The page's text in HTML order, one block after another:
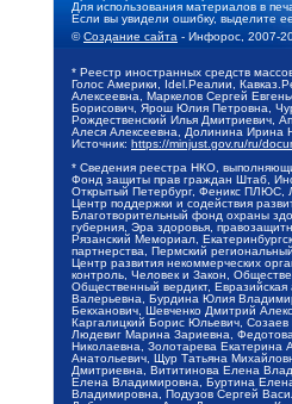
Для использования материалов в
Если вы увидели ошибку, выделите
©Создание сайта - Инфорос, 2007-
* Реестр иностранных средств
Голос Америки, Idel.Реалии,
Алексеевна, Маркелов Сергей
Борисович, Ярош Юлия Петровна,
Рождественский Илья Дмитриевич,
Алеся Алексеевна, Долинина Ирина
Источник: https://minjust.gov.ru/ru/
* Сведения реестра НКО,
Фонд защиты прав граждан Штаб,
Открытый Петербург, Феникс ПЛЮС,
Центр поддержки и содействия
Благотворительный фонд охраны
губерния, Эра здоровья,
Рязанский Мемориал,
партнерства, Пермский
Центр развития некоммерческих
контроль, Человек и Закон,
Общественный вердикт,
Валерьевна, Бурдина Юлия
Бекханович, Шевченко Дмитрий
Каргалицкий Борис Юльевич,
Людевиг Марина Зариевна,
Николаевна, Золотарева
Анатольевич, Щур Татьяна
Дмитриевна, Вититинова Елена
Елена Владимировна, Буртина
Владимировна, Подузов Сергей